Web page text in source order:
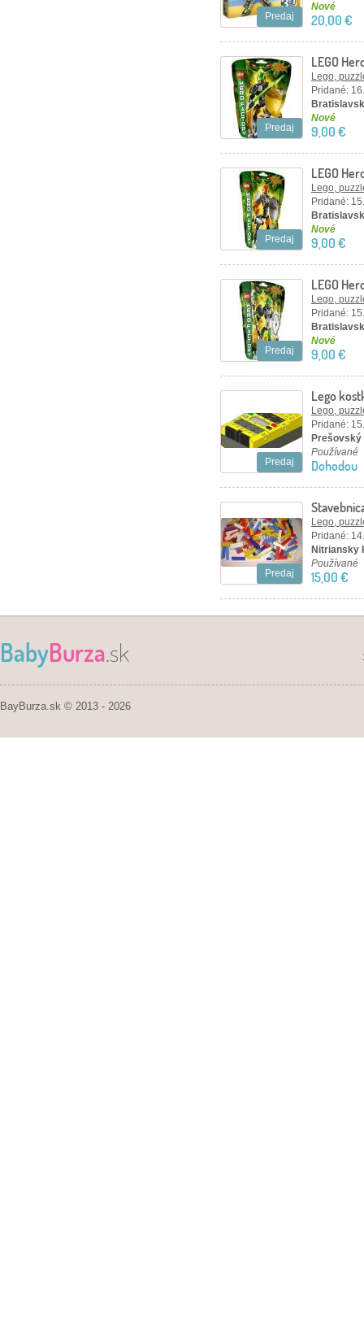
Predaj
Nové
20,00 €
Predaj
LEGO
Lego,
Pridané:
Nové
9,00 €
Predaj
LEGO
Lego,
Pridané:
Nové
9,00 €
Predaj
LEGO
Lego,
Pridané:
Nové
9,00 €
Predaj
Lego
Lego,
Pridané:
Používané
Dohodou
Predaj
Lego,
Pridané:
Nitriansky
Používané
15,00 €
BabyBurza.sk
BayBurza.sk © 2013 - 2026